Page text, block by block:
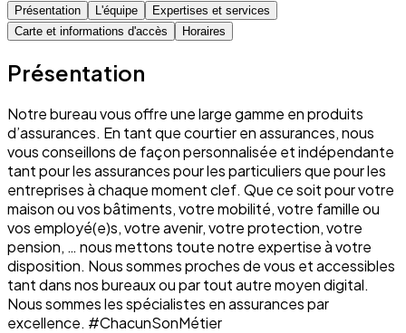
Présentation L'équipe
Expertises et services
Carte et informations d'accès
Horaires
Présentation
Notre bureau vous offre une large gamme en produits
d’assurances. En tant que courtier en assurances, nous
vous conseillons de façon personnalisée et indépendante
tant pour les assurances pour les particuliers que pour les
entreprises à chaque moment clef. Que ce soit pour votre
maison ou vos bâtiments, votre mobilité, votre famille ou
vos employé(e)s, votre avenir, votre protection, votre
pension, … nous mettons toute notre expertise à votre
disposition. Nous sommes proches de vous et accessibles
tant dans nos bureaux ou par tout autre moyen digital.
Nous sommes les spécialistes en assurances par
excellence. #ChacunSonMétier